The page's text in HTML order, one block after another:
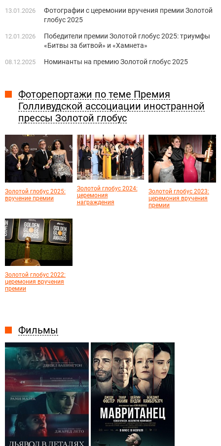
Фильмы
13.01.2026
Фотографии с церемонии вручения премии Золотой
глобус 2025
12.01.2026
Победители премии Золотой глобус 2025: триумфы
«Битвы за битвой» и «Хамнета»
08.12.2025 Номинанты на премию Золотой глобус 2025
Фоторепортажи по теме Премия
Голливудской ассоциации иностранной
прессы Золотой глобус
Золотой глобус 2025:
вручение премии
Золотой глобус 2024:
церемония
награждения
Золотой глобус 2023:
церемония вручения
премии
Золотой глобус 2022:
церемония вручения
премии